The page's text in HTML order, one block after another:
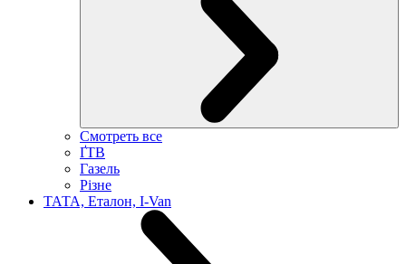
Смотреть все
ҐТВ
Газель
Різне
ТАТА, Еталон, I-Van